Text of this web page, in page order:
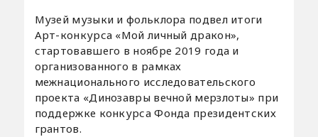
Музей музыки и фольклора подвел итоги
Арт-конкурса «Мой личный дракон»,
стартовавшего в ноябре 2019 года и
организованного в рамках
межнационального исследовательского
проекта «Динозавры вечной мерзлоты» при
поддержке конкурса Фонда президентских
грантов.